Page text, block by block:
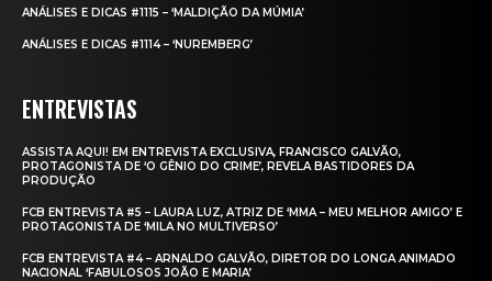
ANÁLISES E DICAS #1115 – ‘MALDIÇÃO DA MÚMIA’
ANÁLISES E DICAS #1114 – ‘NUREMBERG’
ENTREVISTAS
ASSISTA AQUI! EM ENTREVISTA EXCLUSIVA, FRANCISCO GALVÃO,
PROTAGONISTA DE ‘O GÊNIO DO CRIME’, REVELA BASTIDORES DA
PRODUÇÃO
FCB ENTREVISTA #5 – LAURA LUZ, ATRIZ DE ‘MMA – MEU MELHOR AMIGO’ E
PROTAGONISTA DE ‘MILA NO MULTIVERSO’
FCB ENTREVISTA #4 – ARNALDO GALVÃO, DIRETOR DO LONGA ANIMADO
NACIONAL ‘FABULOSOS JOÃO E MARIA’